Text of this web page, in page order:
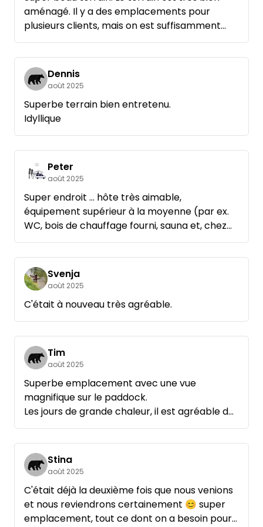
aménagé. Il y a des emplacements pour
plusieurs clients, mais on est suffisamment
espacés pour ne pas se gêner.
Il y a des braseros à chaque emplacement
pour faire un feu de camp le soir.
Loin de la ville et donc au calme.
accueillis, les accords téléphoniques étaient
super faciles.
Dennis
août 2025
Superbe terrain bien entretenu.
Idyllique
Peter
août 2025
Super endroit ... hôte très aimable,
équipement supérieur à la moyenne (par ex.
WC, bois de chauffage fourni, sauna et, chez
nous, possibilité de s'asseoir sous un toit),
situation top (super piste cyclable forestière
vers Aschaffenburg) - bref, je ne vois pas ce
que l'on pourrait faire de mieux. C'est avec
Svenja
août 2025
C'était à nouveau très agréable.
Tim
août 2025
Superbe emplacement avec une vue
magnifique sur le paddock.
Les jours de grande chaleur, il est agréable de
rester à l'ombre.
La salle de bain est très propre.
Nous reviendrons certainement !
Stina
août 2025
C'était déjà la deuxième fois que nous venions
et nous reviendrons certainement 😊 super
emplacement, tout ce dont on a besoin pour